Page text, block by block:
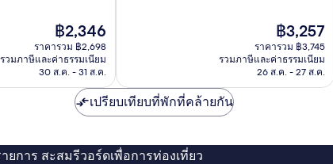
ราคา
ปัจจุบัน
คือ
฿2,346
฿2,346
ราคารวม ฿2,698
รวมภาษีและค่าธรรมเนียม
30 ส.ค. - 31 ส.ค.
ราคา
ปัจจุบัน
คือ
฿3,257
฿3,257
ราคารวม ฿3,745
รวมภาษีและค่าธรรมเนียม
26 ส.ค. - 27 ส.ค.
เปรียบเทียบที่พักที่คล้ายกัน
การ สะสมรีวอร์ดเพื่อการท่องเที่ยว